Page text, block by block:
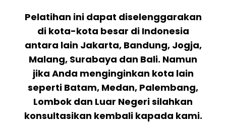
Pelatihan ini dapat diselenggarakan
di kota-kota besar di Indonesia
antara lain Jakarta, Bandung, Jogja,
Malang, Surabaya dan Bali. Namun
jika Anda menginginkan kota lain
seperti Batam, Medan, Palembang,
Lombok dan Luar Negeri silahkan
konsultasikan kembali kapada kami.